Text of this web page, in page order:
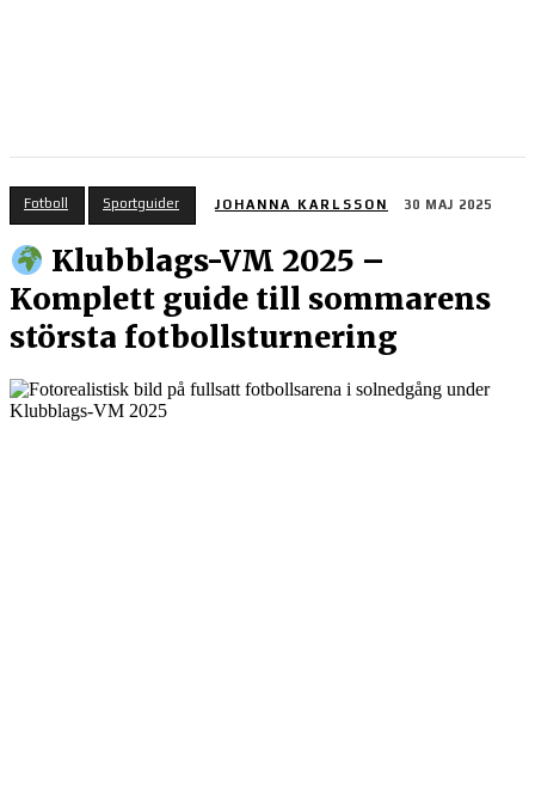
Fotboll Sportguider JOHANNA KARLSSON 30 MAJ 2025
Klubblags-VM 2025 –
Komplett guide till sommarens
största fotbollsturnering